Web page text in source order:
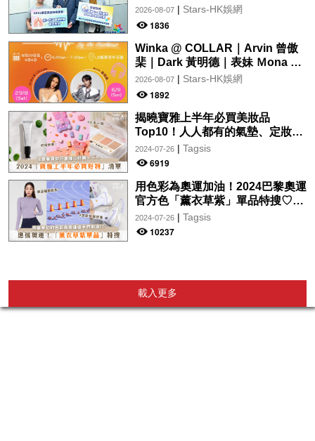
府加快納入藥物名冊，助患者及早
受惠
2026-08-07| Stars-HK娛網
1836
Winka @ COLLAR｜Arvin 曾傲
棐｜Dark 黃明德｜表妹 Ｍona 8
月29日起登陸L5維港空中花園 |
wwwtc mall 首度呈獻「Music
2026-08-07| Stars-HK娛網
1892
揭曉寶雅上半年必買美妝品
Top10！人人都有的氣墊、定妝噴
霧、保養品～幫你找到最值得入手
的好物♡
2024-07-26| Tagsis
6919
用色彩為奧運加油！2024巴黎奧運
官方色「薰衣草紫」單品特搜♡讓
你從頭到腳、隨時充滿奧運氛圍～
2024-07-26| Tagsis
10237
載入更多